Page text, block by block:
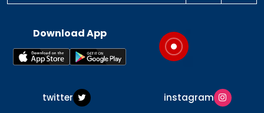
Download App
twitter instagram